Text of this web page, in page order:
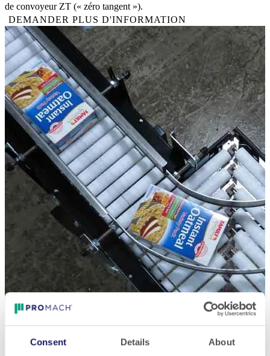
Consent Details About
de convoyeur ZT (« zéro tangent »).
DEMANDER PLUS D'INFORMATION